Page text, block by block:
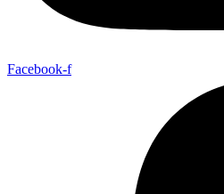
Facebook-f